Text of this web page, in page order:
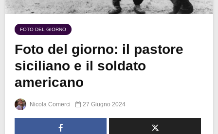
FOTO DEL GIORNO
Foto del giorno: il pastore
siciliano e il soldato
americano
Nicola Comerci 27 Giugno 2024